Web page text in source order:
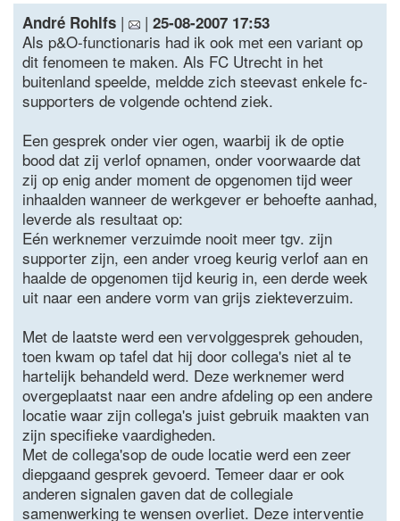
André Rohlfs | | 25-08-2007 17:53
Als p&O-functionaris had ik ook met een variant op
dit fenomeen te maken. Als FC Utrecht in het
buitenland speelde, meldde zich steevast enkele fc-
supporters de volgende ochtend ziek.
Een gesprek onder vier ogen, waarbij ik de optie
bood dat zij verlof opnamen, onder voorwaarde dat
zij op enig ander moment de opgenomen tijd weer
inhaalden wanneer de werkgever er behoefte aanhad,
leverde als resultaat op:
Eén werknemer verzuimde nooit meer tgv. zijn
supporter zijn, een ander vroeg keurig verlof aan en
haalde de opgenomen tijd keurig in, een derde week
uit naar een andere vorm van grijs ziekteverzuim.
Met de laatste werd een vervolggesprek gehouden,
toen kwam op tafel dat hij door collega's niet al te
hartelijk behandeld werd. Deze werknemer werd
overgeplaatst naar een andre afdeling op een andere
locatie waar zijn collega's juist gebruik maakten van
zijn specifieke vaardigheden.
Met de collega'sop de oude locatie werd een zeer
diepgaand gesprek gevoerd. Temeer daar er ook
anderen signalen gaven dat de collegiale
samenwerking te wensen overliet. Deze interventie